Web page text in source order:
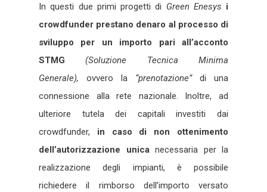
In questi due primi progetti di Green Enesys i
crowdfunder prestano denaro al processo di
sviluppo per un importo pari all’acconto
STMG
(Soluzione Tecnica Minima
Generale), ovvero la “prenotazione”di una
connessione alla rete nazionale. Inoltre, ad
ulteriore tutela dei capitali investiti dai
crowdfunder, in caso di non ottenimento
dell’autorizzazione unica necessaria per la
realizzazione degli impianti, è possibile
richiedere il rimborso dell’importo versato